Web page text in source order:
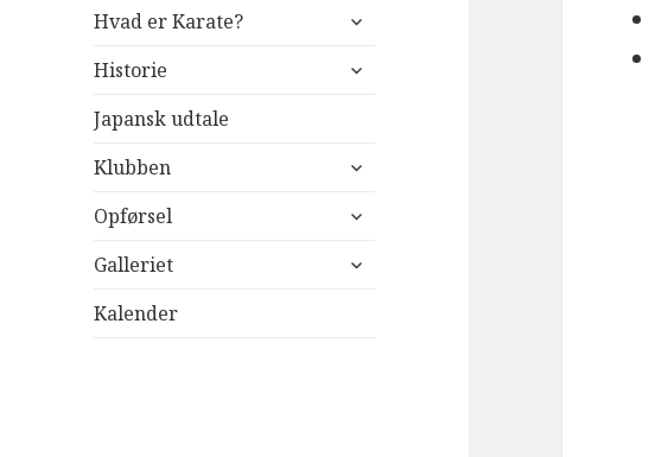
Hvad er Karate?
udvid
Historie
udvid
Japansk udtale
Klubben
udvid
Opførsel
udvid
Galleriet
udvid
Kalender